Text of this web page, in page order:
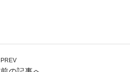
PREV